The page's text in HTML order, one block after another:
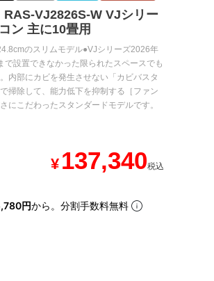
RAS-VJ2826S-W VJシリー
ン 主に10畳用
のスリムモデル●VJシリーズ2026年
で設置できなかった限られたスペースでも
内部にカビを発生させない「カビバスタ
掃除して、能力低下を抑制する［ファン
にこだわったスタンダードモデルです。
¥ 137,340税込
円から。分割手数料無料